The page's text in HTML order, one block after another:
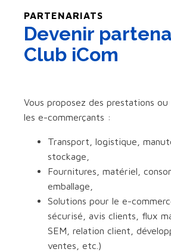
PARTENARIATS
Devenir
Club iCom
Vous proposez des prestations
les e-commerçants :
Transport, logistique,
stockage,
Fournitures, matériel,
emballage,
Solutions pour le e-
sécurisé, avis clients, flux
SEM, relation client,
ventes, etc.)